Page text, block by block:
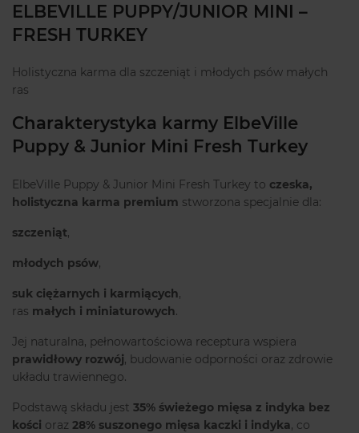
ELBEVILLE PUPPY/JUNIOR MINI –
FRESH TURKEY
Holistyczna karma dla szczeniąt i młodych psów małych
ras
Charakterystyka karmy ElbeVille
Puppy & Junior Mini Fresh Turkey
ElbeVille Puppy & Junior Mini Fresh Turkey to czeska,
holistyczna karma premium stworzona specjalnie dla:
szczeniąt,
młodych psów,
suk ciężarnych i karmiących,
ras małych i miniaturowych.
Jej naturalna, pełnowartościowa receptura wspiera
prawidłowy rozwój, budowanie odporności oraz zdrowie
układu trawiennego.
Podstawą składu jest 35% świeżego mięsa z indyka bez
kości oraz 28% suszonego mięsa kaczki i indyka, co